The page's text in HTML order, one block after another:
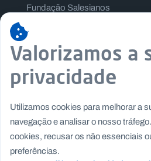
Fundação Salesianos
Família Salesiana
Missão Dom Bosco
Jogos Nacionais Salesianos
Valorizamos a
privacidade
Utilizamos cookies para melhorar a
navegação e analisar o nosso
cookies, recusar os não essenciais
preferências.